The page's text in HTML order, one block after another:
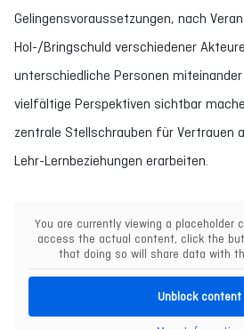
Gelingensvoraussetzungen, nach
Hol-/Bringschuld verschiedener
unterschiedliche Personen
vielfältige Perspektiven sichtbar
zentrale Stellschrauben für Vertrauen
Lehr-Lernbeziehungen erarbeiten.
You are currently viewing a placeholder
access the actual content, click the
that doing so will share data with
Unblock content